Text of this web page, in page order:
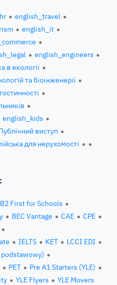
english_travel
english_it
english_engineers
в екології
та біоінженерії
english_kids
виступ
для нерухомості
B2 First for Schools
BEC Vantage CAE
CPE
IELTS KET
LCCI EDI
PET
Pre A1 Starters (YLE)
YLE Flyers YLE Movers